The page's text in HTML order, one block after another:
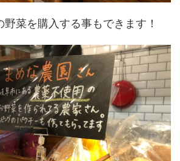
菜を購入する事もできます！